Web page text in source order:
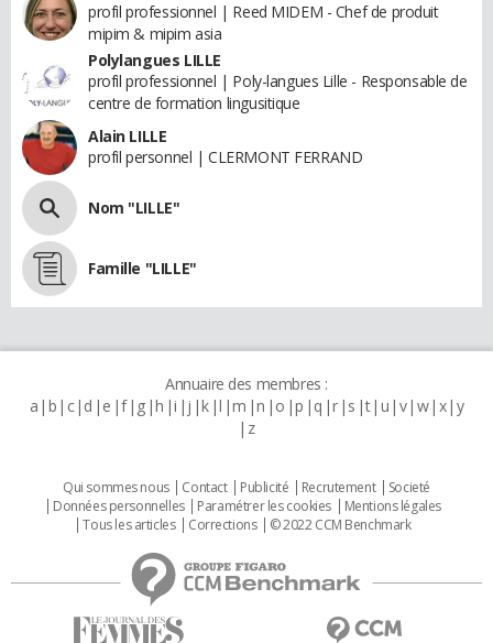
profil professionnel | Reed MIDEM - Chef de produit
mipim & mipim asia
Polylangues LILLE
profil professionnel | Poly-langues Lille - Responsable de
centre de formation lingusitique
Alain LILLE
profil personnel | CLERMONT FERRAND
Nom "LILLE"
Famille "LILLE"
Annuaire des membres :
a b c d e f g h i j k l m n o p q r s t u v w x y
z
Qui sommes nous Contact Publicité Recrutement
Societé
Données personnelles
Paramétrer les cookies
Mentions légales
Tous les articles
Corrections © 2022 CCM Benchmark